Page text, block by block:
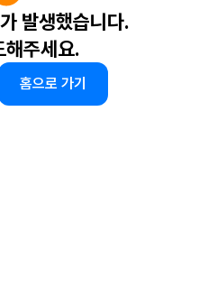
발생했습니다.
해주세요.
홈으로 가기